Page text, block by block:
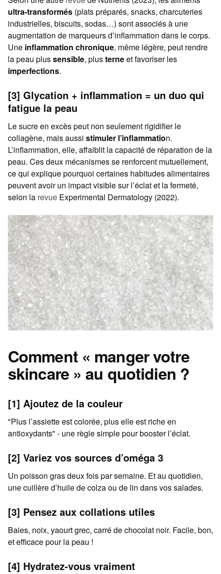
ultra-transformés (plats préparés, snacks, charcuteries
industrielles, biscuits, sodas…) sont associés à une
augmentation de marqueurs d’inflammation dans le corps.
Une inflammation chronique, même légère, peut rendre
la peau plussensible, plusterneet favoriser les
imperfections.
[3] Glycation + inflammation = un duo qui
fatigue la peau
Le sucre en excès peut non seulement rigidifier le
collagène, mais aussi stimuler l’inflammation.
L’inflammation, elle, affaiblit la capacité de réparation de la
peau. Ces deux mécanismes se renforcent mutuellement,
ce qui explique pourquoi certaines habitudes alimentaires
peuvent avoir un impact visible sur l’éclat et la fermeté,
selon la revue Experimental Dermatology (2022).
Comment « manger votre
skincare » au quotidien ?
[1] Ajoutez de la couleur
"Plus l’assiette est colorée, plus elle est riche en
antioxydants" - une règle simple pour booster l’éclat.
[2] Variez vos sources d’oméga 3
Un poisson gras deux fois par semaine. Et au quotidien,
une cuillère d’huile de colza ou de lin dans vos salades.
[3] Pensez aux collations utiles
Baies, noix, yaourt grec, carré de chocolat noir. Facile, bon,
et efficace pour la peau !
[4] Hydratez-vous vraiment